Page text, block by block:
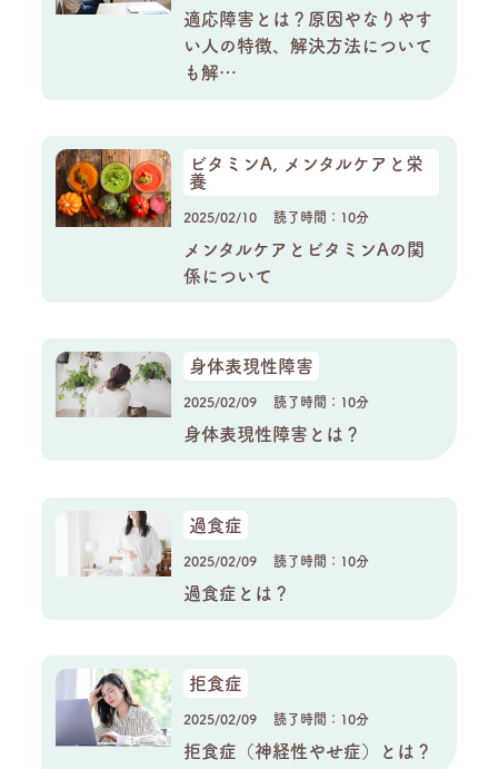
適応障害とは？原因やなりやす
い人の特徴、解決方法について
も解…
ビタミンA, メンタルケアと栄
養
2025/02/10 読了時間：10分
メンタルケアとビタミンAの関
係について
身体表現性障害
2025/02/09 読了時間：10分
身体表現性障害とは？
過食症
2025/02/09 読了時間：10分
過食症とは？
拒食症
2025/02/09 読了時間：10分
拒食症（神経性やせ症）とは？